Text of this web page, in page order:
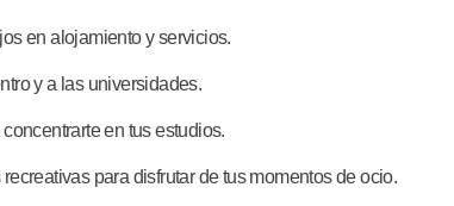
en alojamiento y servicios.
y a las universidades.
en tus estudios.
para disfrutar de tus momentos de ocio.